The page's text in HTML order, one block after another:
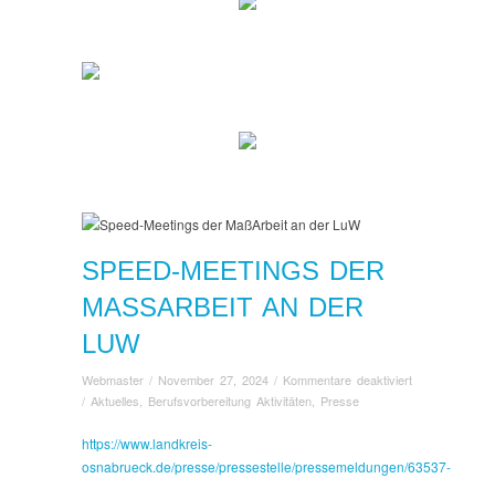
SPEED-MEETINGS DER
MASSARBEIT AN DER L
UW
Webmaster / November 27, 2024 / Kommentare deaktiviertfür
MaßArbeit
/ Aktuelles, Berufsvorbereitung Aktivitäten, Presse
https://www.landkreis-
osnabrueck.de/presse/pressestelle/pressemeldungen/63537-